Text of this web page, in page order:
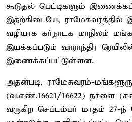
கூடுதல் பெட்டிகளும்
இதற்கிடையே, ராமேசுவரத்தில்
வழியாக கர்நாடக மாநிலம்
இயக்கப்படும் வாராந்திர
இணைக்கப்பட்டுள்ளன.
அதன்படி, ராமேசுவரம்-
(வ.எண்.16621/16622) நாளை
வருகிற செப்டம்பர் மாதம் 27-ந்